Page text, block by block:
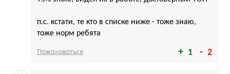
1 2
п.с. кстати, те кто в списке ниже - тоже знаю,
тоже норм ребята
Пожаловаться